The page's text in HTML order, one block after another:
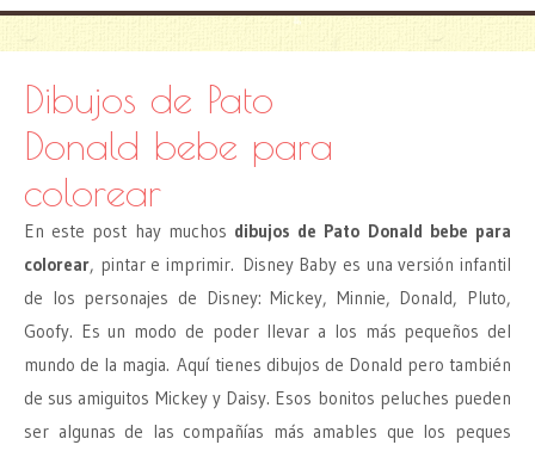
Dibujos de Pato
Donald bebe para
colorear
En este post hay muchos dibujos de Pato Donald bebe para
colorear, pintar e imprimir. Disney Baby es una versión infantil
de los personajes de Disney: Mickey, Minnie, Donald, Pluto,
Goofy. Es un modo de poder llevar a los más pequeños del
mundo de la magia. Aquí tienes dibujos de Donald pero también
de sus amiguitos Mickey y Daisy. Esos bonitos peluches pueden
ser algunas de las compañías más amables que los peques